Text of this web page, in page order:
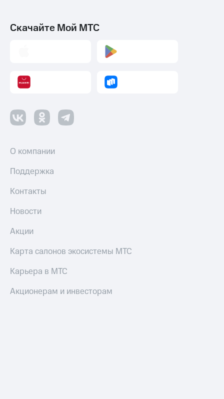
Скачайте Мой МТС
О компании
Поддержка
Контакты
Новости
Акции
Карта салонов экосистемы МТС
Карьера в МТС
Акционерам и инвесторам